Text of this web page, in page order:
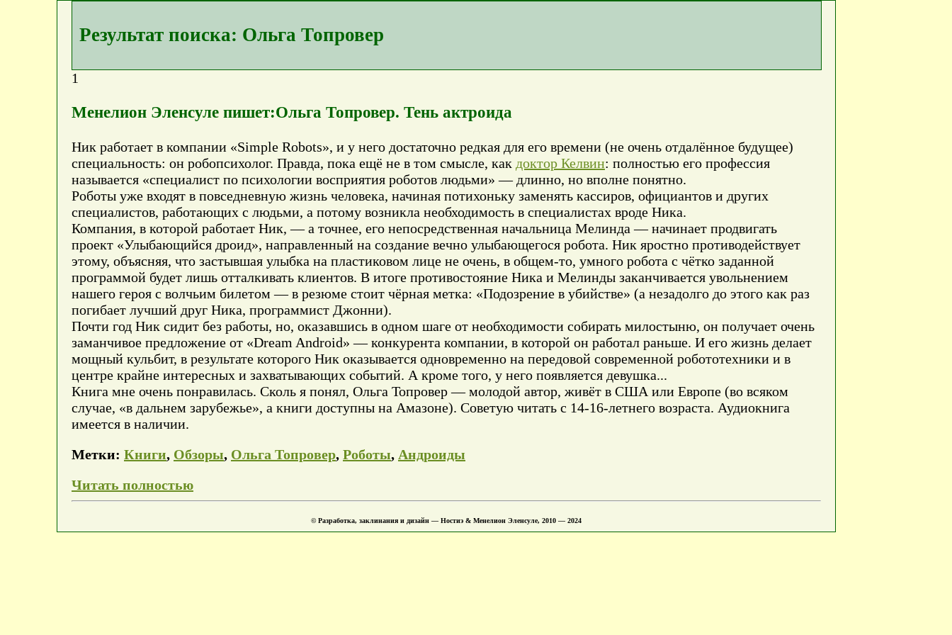
Результат поиска: Ольга Топровер
1
Менелион Эленсуле пишет:Ольга Топровер. Тень актроида
Ник работает в компании «Simple Robots», и у него достаточно редкая для его времени (не очень отдалённое будущее)
специальность: он робопсихолог. Правда, пока ещё не в том смысле, как доктор Келвин: полностью его профессия
называется «специалист по психологии восприятия роботов людьми» — длинно, но вполне понятно.
Роботы уже входят в повседневную жизнь человека, начиная потихоньку заменять кассиров, официантов и других
специалистов, работающих с людьми, а потому возникла необходимость в специалистах вроде Ника.
Компания, в которой работает Ник, — а точнее, его непосредственная начальница Мелинда — начинает продвигать
проект «Улыбающийся дроид», направленный на создание вечно улыбающегося робота. Ник яростно противодействует
этому, объясняя, что застывшая улыбка на пластиковом лице не очень, в общем-то, умного робота с чётко заданной
программой будет лишь отталкивать клиентов. В итоге противостояние Ника и Мелинды заканчивается увольнением
нашего героя с волчьим билетом — в резюме стоит чёрная метка: «Подозрение в убийстве» (а незадолго до этого как раз
погибает лучший друг Ника, программист Джонни).
Почти год Ник сидит без работы, но, оказавшись в одном шаге от необходимости собирать милостыню, он получает очень
заманчивое предложение от «Dream Android» — конкурента компании, в которой он работал раньше. И его жизнь делает
мощный кульбит, в результате которого Ник оказывается одновременно на передовой современной робототехники и в
центре крайне интересных и захватывающих событий. А кроме того, у него появляется девушка...
Книга мне очень понравилась. Сколь я понял, Ольга Топровер — молодой автор, живёт в США или Европе (во всяком
случае, «в дальнем зарубежье», а книги доступны на Амазоне). Советую читать с 14-16-летнего возраста. Аудиокнига
имеется в наличии.
Метки: Книги, Обзоры, Ольга Топровер, Роботы, Андроиды
Читать полностью
© Разработка, заклинания и дизайн — Ностиэ & Менелион Эленсуле, 2010 — 2024